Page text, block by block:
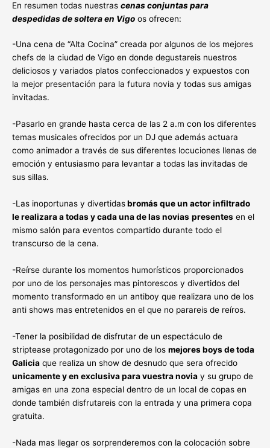
En resumen todas nuestras cenas conjuntas para
despedidas de soltera en Vigo os ofrecen:
-Una cena de “Alta Cocina” creada por algunos de los mejores
chefs de la ciudad de Vigo en donde degustareis nuestros
deliciosos y variados platos confeccionados y expuestos con
la mejor presentación para la futura novia y todas sus amigas
invitadas.
-Pasarlo en grande hasta cerca de las 2 a.m con los diferentes
temas musicales ofrecidos por un DJ que además actuara
como animador a través de sus diferentes locuciones llenas de
emoción y entusiasmo para levantar a todas las invitadas de
sus sillas.
-Las inoportunas y divertidasbromás que un actor infiltrado
le realizara a todas y cada una de las novias presentes en el
mismo salón para eventos compartido durante todo el
transcurso de la cena.
-Reírse durante los momentos humorísticos proporcionados
por uno de los personajes mas pintorescos y divertidos del
momento transformado en un antiboy que realizara uno de los
anti shows mas entretenidos en el que no parareis de reíros.
-Tener la posibilidad de disfrutar de un espectáculo de
striptease protagonizado por uno de los mejores boys de toda
Galicia que realiza un show de desnudo que sera ofrecido
unicamente y en exclusiva para vuestra novia y su grupo de
amigas en una zona especial dentro de un local de copas en
donde también disfrutareis con la entrada y una primera copa
gratuita.
-Nada mas llegar os sorprenderemos con la colocación sobre